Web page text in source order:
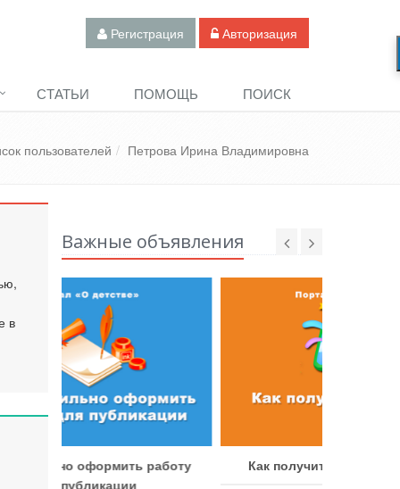
Регистрация Авторизация
СТАТЬИ ПОМОЩЬ ПОИСК
пользователей Петрова Ирина Владимировна
в
Важные объявления
Как получить бонусные баллы